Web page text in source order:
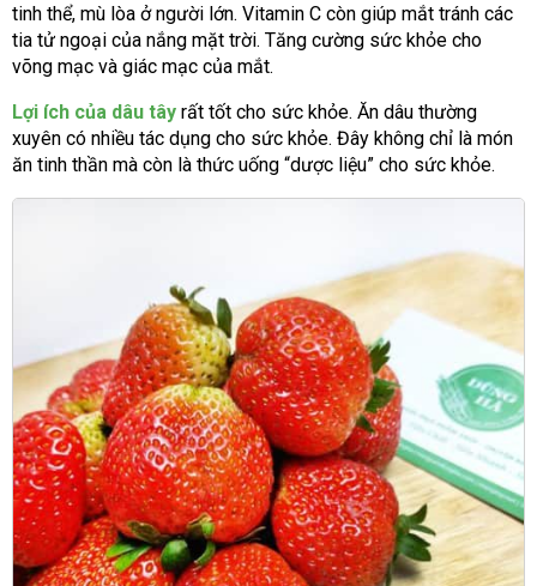
tinh thể, mù lòa ở người lớn. Vitamin C còn giúp mắt tránh các
tia tử ngoại của nắng mặt trời. Tăng cường sức khỏe cho
võng mạc và giác mạc của mắt.
Lợi ích của dâu tây rất tốt cho sức khỏe. Ăn dâu thường
xuyên có nhiều tác dụng cho sức khỏe. Đây không chỉ là món
ăn tinh thần mà còn là thức uống “dược liệu” cho sức khỏe.